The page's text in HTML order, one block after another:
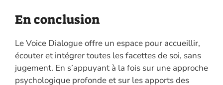
En conclusion
Le Voice Dialogue offre un espace pour accueillir,
écouter et intégrer toutes les facettes de soi, sans
jugement. En s’appuyant à la fois sur une approche
psychologique profonde et sur les apports des